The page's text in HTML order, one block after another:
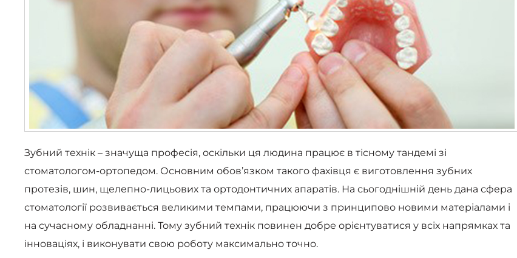
Зубний технік – значуща професія, оскільки ця людина працює в тісному тандемі зі
стоматологом-ортопедом. Основним обов’язком такого фахівця є виготовлення зубних
протезів, шин, щелепно-лицьових та ортодонтичних апаратів. На сьогоднішній день дана сфера
стоматології розвивається великими темпами, працюючи з принципово новими матеріалами і
на сучасному обладнанні. Тому зубний технік повинен добре орієнтуватися у всіх напрямках та
інноваціях, і виконувати свою роботу максимально точно.